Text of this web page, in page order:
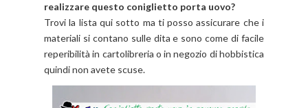
realizzare questo coniglietto porta uovo?
Trovi la lista qui sotto ma ti posso assicurare che i
materiali si contano sulle dita e sono come di facile
reperibilità in cartolibreria o in negozio di hobbistica
quindi non avete scuse.